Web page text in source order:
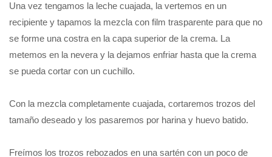
Una vez tengamos la leche cuajada, la vertemos en un
recipiente y tapamos la mezcla con film trasparente para que no
se forme una costra en la capa superior de la crema. La
metemos en la nevera y la dejamos enfriar hasta que la crema
se pueda cortar con un cuchillo.
Con la mezcla completamente cuajada, cortaremos trozos del
tamaño deseado y los pasaremos por harina y huevo batido.
Freímos los trozos rebozados en una sartén con un poco de